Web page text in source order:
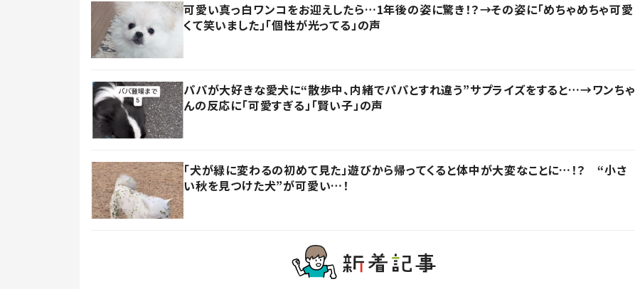
可愛い真っ白ワンコをお迎えしたら…1年後の姿に驚き！？→その姿に「めちゃめちゃ可愛
くて笑いました」「個性が光ってる」の声
パパが大好きな愛犬に“散歩中、内緒でパパとすれ違う”サプライズをすると…→ワンちゃ
んの反応に「可愛すぎる」「賢い子」の声
「犬が緑に変わるの初めて見た」遊びから帰ってくると体中が大変なことに…！？ “小さ
い秋を見つけた犬”が可愛い…！